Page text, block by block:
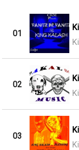
01
02
03